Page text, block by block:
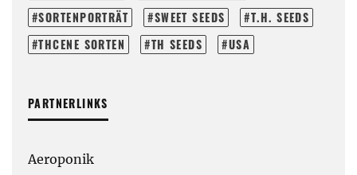
SORTENPORTRÄT
SWEET SEEDS
T.H. SEEDS
THCENE SORTEN
TH SEEDS USA
PARTNERLINKS
Aeroponik